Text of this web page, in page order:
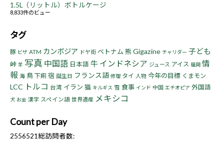
1.5L（リットル）ボトルケージ
8,833件のビュー
タグ
豚 ビザ ATM カンボジア ドヤ街 ベトナム 熊Gigazine チャリダー 子ども
峠 羊 写真 中国語 日本語 牛 インドネシア ジュース アイス 福岡 情
報 海 鳥 下痢 宿 誕生日 フランス語 修理 タイ 人物 今年の目標 くまモン
LCC トルコ 台湾 イラン 猫 キルギス 雪 食事 インド 中国 エチオピア 外国語
犬 お金 漢字 スペイン語 世界遺産 メキシコ
Count per Day
2556521総訪問者数: